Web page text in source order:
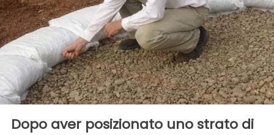
Dopo aver posizionato uno strato di